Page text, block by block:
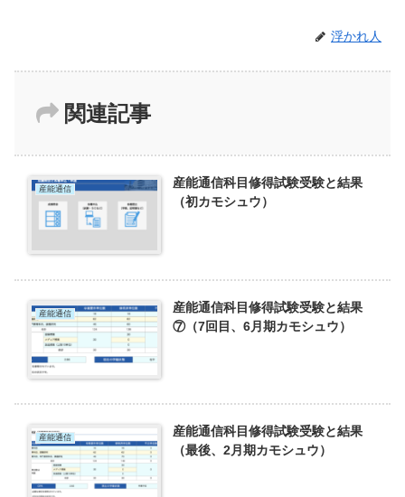
浮かれ人
関連記事
産能通信
産能通信科目修得試験受験と結果
（初カモシュウ）
産能通信
産能通信科目修得試験受験と結果
⑦（7回目、6月期カモシュウ）
産能通信
産能通信科目修得試験受験と結果
（最後、2月期カモシュウ）